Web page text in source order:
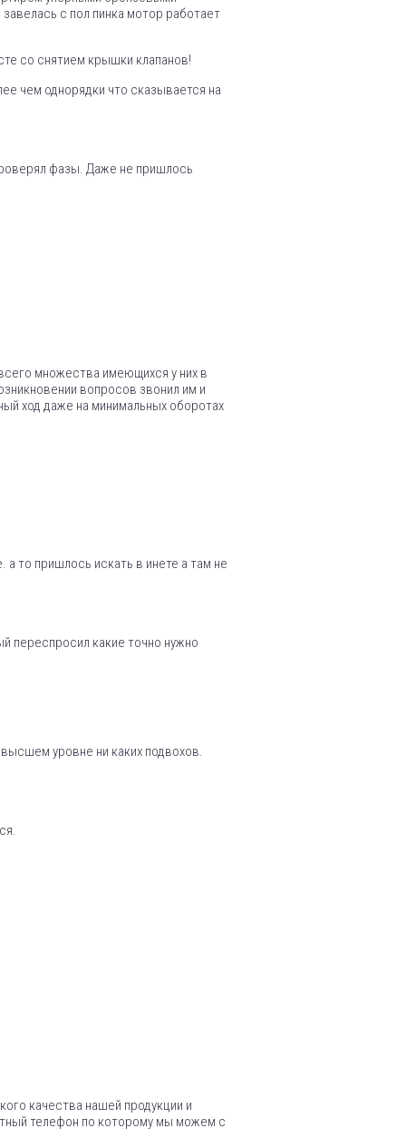
с пол пинка мотор работает
со снятием крышки клапанов!
чем однорядки что сказывается на
фазы. Даже не пришлось
множества имеющихся у них в
вопросов звонил им и
ход даже на минимальных оборотах
то пришлось искать в инете а там не
переспросил какие точно нужно
уровне ни каких подвохов.
качества нашей продукции и
телефон по которому мы можем с